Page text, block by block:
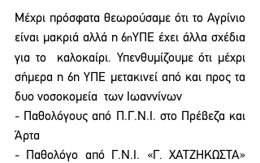
Μέχρι πρόσφατα θεωρούσαμε ότι το Αγρίνιο
είναι μακριά αλλά η 6ηΥΠΕ έχει άλλα σχέδια
για το  καλοκαίρι. Υπενθυμίζουμε ότι μέχρι
σήμερα η 6η ΥΠΕ μετακινεί από και προς τα
δυο νοσοκομεία  των Ιωαννίνων
- Παθολόγους από Π.Γ.Ν.Ι. στο Πρέβεζα και
Άρτα
- Παθολόγο από Γ.Ν.Ι. «Γ. ΧΑΤΖΗΚΩΣΤΑ»